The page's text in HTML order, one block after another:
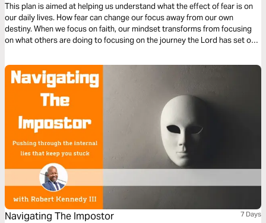
This plan is aimed at helping us understand what the effect of fear is on
our daily lives. How fear can change our focus away from our own
destiny. When we focus on faith, our mindset transforms from focusing
on what others are doing to focusing on the journey the Lord has set out
and reactions and enables us to remain focused on our own journey.
Navigating The Impostor 7 Days